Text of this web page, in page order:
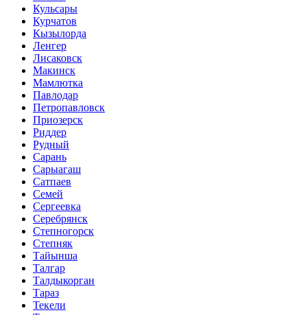
Кульсары
Курчатов
Кызылорда
Ленгер
Лисаковск
Макинск
Мамлютка
Павлодар
Петропавловск
Приозерск
Риддер
Рудный
Сарань
Сарыагаш
Сатпаев
Семей
Сергеевка
Серебрянск
Степногорск
Степняк
Тайынша
Талгар
Талдыкорган
Тараз
Текели